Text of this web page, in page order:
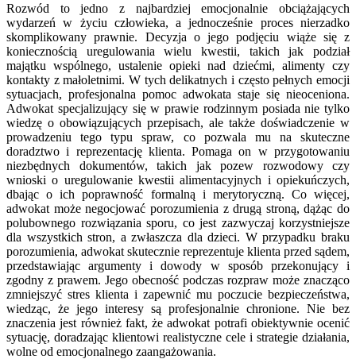
Rozwód to jedno z najbardziej emocjonalnie obciążających
wydarzeń w życiu człowieka, a jednocześnie proces nierzadko
skomplikowany prawnie. Decyzja o jego podjęciu wiąże się z
koniecznością uregulowania wielu kwestii, takich jak podział
majątku wspólnego, ustalenie opieki nad dziećmi, alimenty czy
kontakty z małoletnimi. W tych delikatnych i często pełnych emocji
sytuacjach, profesjonalna pomoc adwokata staje się nieoceniona.
Adwokat specjalizujący się w prawie rodzinnym posiada nie tylko
wiedzę o obowiązujących przepisach, ale także doświadczenie w
prowadzeniu tego typu spraw, co pozwala mu na skuteczne
doradztwo i reprezentację klienta. Pomaga on w przygotowaniu
niezbędnych dokumentów, takich jak pozew rozwodowy czy
wnioski o uregulowanie kwestii alimentacyjnych i opiekuńczych,
dbając o ich poprawność formalną i merytoryczną. Co więcej,
adwokat może negocjować porozumienia z drugą stroną, dążąc do
polubownego rozwiązania sporu, co jest zazwyczaj korzystniejsze
dla wszystkich stron, a zwłaszcza dla dzieci. W przypadku braku
porozumienia, adwokat skutecznie reprezentuje klienta przed sądem,
przedstawiając argumenty i dowody w sposób przekonujący i
zgodny z prawem. Jego obecność podczas rozpraw może znacząco
zmniejszyć stres klienta i zapewnić mu poczucie bezpieczeństwa,
wiedząc, że jego interesy są profesjonalnie chronione. Nie bez
znaczenia jest również fakt, że adwokat potrafi obiektywnie ocenić
sytuację, doradzając klientowi realistyczne cele i strategie działania,
wolne od emocjonalnego zaangażowania.